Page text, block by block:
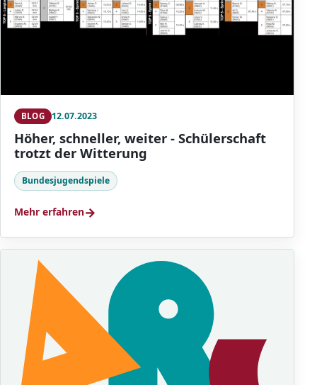
BLOG 12.07.2023
Höher, schneller, weiter - Schülerschaft
trotzt der Witterung
Bundesjugendspiele
Mehr erfahren→